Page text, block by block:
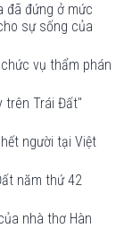
đã đứng ở mức
sự sống của
vụ thẩm phán
trên Trái Đất"
người tại Việt
năm thứ 42
nhà thơ Hàn